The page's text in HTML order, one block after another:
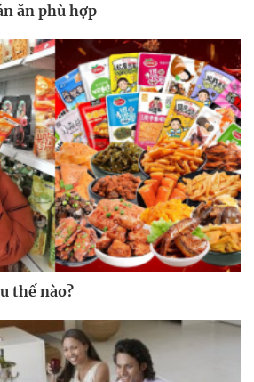
ăn phù hợp
thế nào?